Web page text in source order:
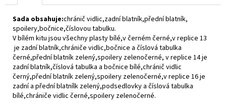
Sada obsahuje:chránič vidlic,zadní blatník,přední blatník,
spoilery,bočnice,číslovou tabulku.
V bílém kitu jsou všechny plasty bílé,v černém černé,v replice 13
je zadní blatník,chrániče vidlic,bočnice a číslová tabulka
černé,přední blatník zelený,spoilery zelenočerné, v replice 14 je
zadní blatník,číslová tabulka a bočnice bílé,chránič vidlic
černý,přední blatník zelený,spoilery zelenočerné,v replice 16 je
zadní a přední blatnílk zelený,podsedlovky a číslová tabulka
bílé,chrániče vidlic černé,spoilery zelenočerné.